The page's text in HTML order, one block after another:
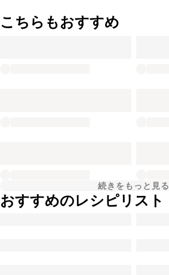
こちらもおすすめ
続きをもっと見る
おすすめのレシピリスト